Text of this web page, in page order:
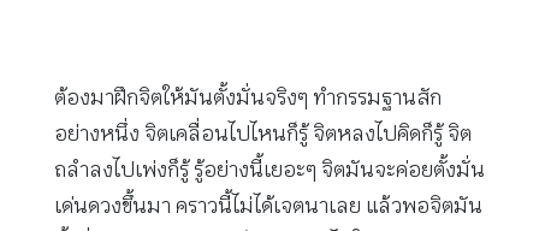
ต้องมาฝึกจิตให้มันตั้งมั่นจริงๆ ทำกรรมฐานสัก
อย่างหนึ่ง จิตเคลื่อนไปไหนก็รู้ จิตหลงไปคิดก็รู้ จิต
ถลำลงไปเพ่งก็รู้ รู้อย่างนี้เยอะๆ จิตมันจะค่อยตั้งมั่น
เด่นดวงขึ้นมา คราวนี้ไม่ได้เจตนาเลย แล้วพอจิตมัน